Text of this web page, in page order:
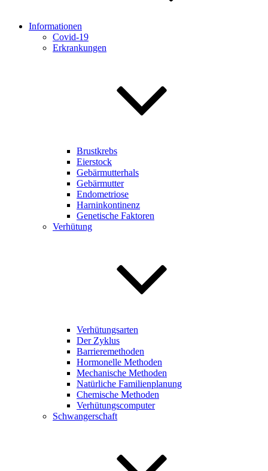
Informationen
Covid-19
Erkrankungen
Brustkrebs
Eierstock
Gebärmutterhals
Gebärmutter
Endometriose
Harninkontinenz
Genetische Faktoren
Verhütung
Verhütungsarten
Der Zyklus
Barrieremethoden
Hormonelle Methoden
Mechanische Methoden
Natürliche Familienplanung
Chemische Methoden
Verhütungscomputer
Schwangerschaft